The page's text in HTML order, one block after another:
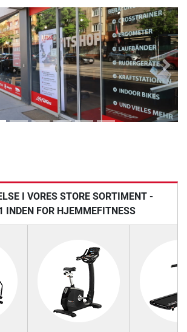
Next
I VORES STORE SORTIMENT -
INDEN FOR HJEMMEFITNESS